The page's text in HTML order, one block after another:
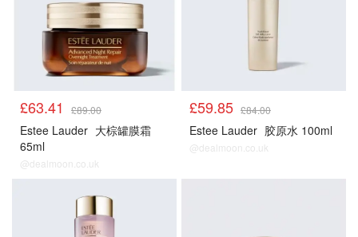
£63.41 £89.00
Estee Lauder 大棕罐膜霜
65ml
@dealmoon.co.uk
£59.85 £84.00
Estee Lauder 胶原水 100ml
@dealmoon.co.uk